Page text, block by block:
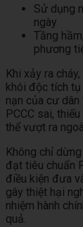
Sử dụng
ngày
Tầng
phương
Khi xảy ra
khói độc tích tụ
nạn của cư
PCCC sai,
thể vượt ra
Không chỉ
đạt tiêu chuẩn
điều kiện đưa
gây thiệt hại
nhiệm hành
quả.